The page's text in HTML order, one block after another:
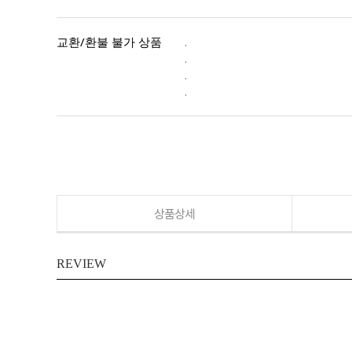
교환/환불 불가 상품
.
.
.
.
상품상세
REVIEW